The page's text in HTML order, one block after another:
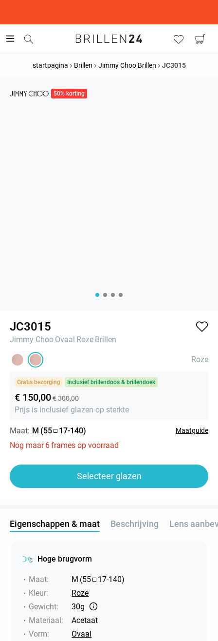
startpagina Brillen Jimmy Choo Brillen JC3015
50% korting
JC3015
Jimmy Choo Ovaal Roze Brillen
Roze
Gratis bezorging Inclusief brillendoos & brillendoek
€ 150,00€ 300,00
Prijs is inclusief glazen op sterkte
Maat: M (55 17-140) Maatguide
Nog maar 6frames op voorraad
Selecteer glazen
Eigenschappen & maat Beschrijving Lens
Hoge brugvorm
Maat: M (55 17-140)
Kleur:
Roze
Gewicht:
30g
Materiaal:
Acetaat
Vorm:
Ovaal